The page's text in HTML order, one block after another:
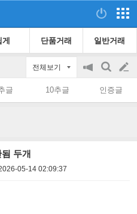
단품거래 일반거래
전체보기
공
on/off
검
색
글
쓰
글 10추글 인증글
두개
05-14 02:09:37